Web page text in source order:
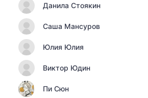
Данила Стоякин
Саша Мансуров
Юлия Юлия
Виктор Юдин
Пи Сюн